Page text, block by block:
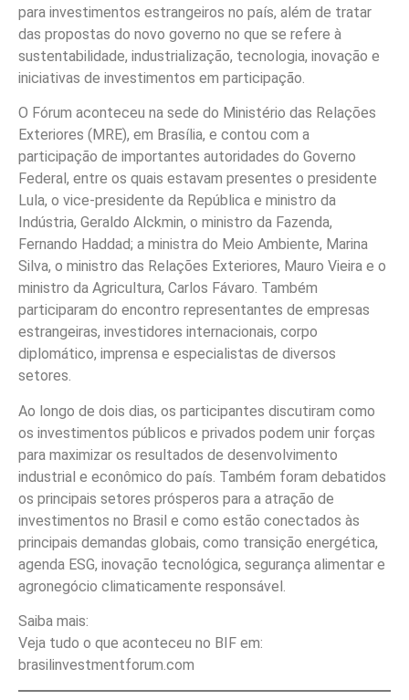
para investimentos estrangeiros no país, além de tratar
das propostas do novo governo no que se refere à
sustentabilidade, industrialização, tecnologia, inovação e
iniciativas de investimentos em participação.
O Fórum aconteceu na sede do Ministério das Relações
Exteriores (MRE), em Brasília, e contou com a
participação de importantes autoridades do Governo
Federal, entre os quais estavam presentes o presidente
Lula, o vice-presidente da República e ministro da
Indústria, Geraldo Alckmin, o ministro da Fazenda,
Fernando Haddad; a ministra do Meio Ambiente, Marina
Silva, o ministro das Relações Exteriores, Mauro Vieira e o
ministro da Agricultura, Carlos Fávaro. Também
participaram do encontro representantes de empresas
estrangeiras, investidores internacionais, corpo
diplomático, imprensa e especialistas de diversos
setores.
Ao longo de dois dias, os participantes discutiram como
os investimentos públicos e privados podem unir forças
para maximizar os resultados de desenvolvimento
industrial e econômico do país. Também foram debatidos
os principais setores prósperos para a atração de
investimentos no Brasil e como estão conectados às
principais demandas globais, como transição energética,
agenda ESG, inovação tecnológica, segurança alimentar e
agronegócio climaticamente responsável.
Saiba mais:
Veja tudo o que aconteceu no BIF em:
brasilinvestmentforum.com